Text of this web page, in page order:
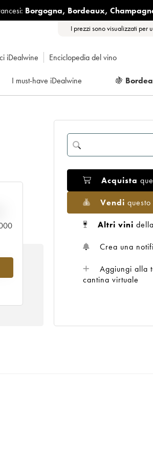
Borgogna, Bordeaux,
I prezzi sono visualizzati per
iDealwine Enciclopedia del vino
I must-have iDealwine 🍇
Acquista
Vendi
Altri vini
Crea una
Aggiungi alla
cantina virtuale